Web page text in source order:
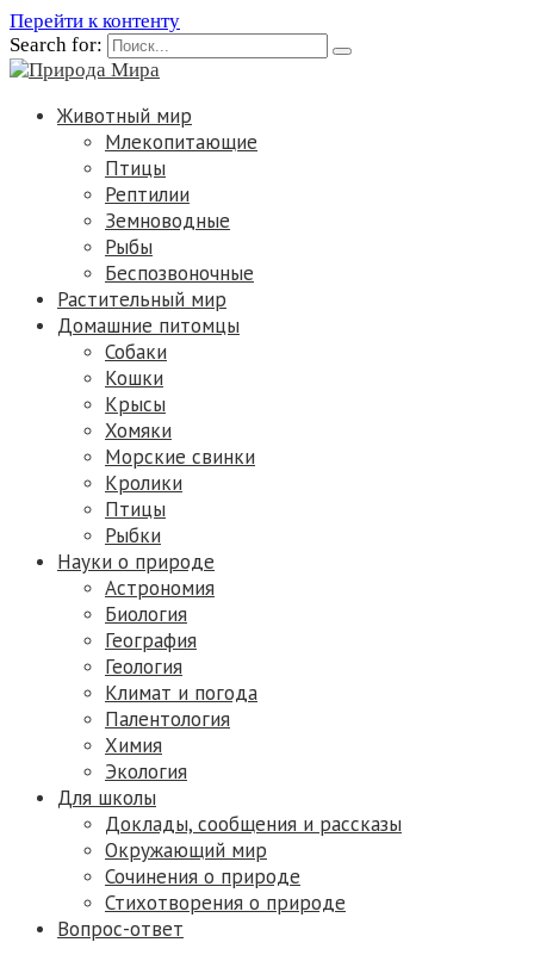
Перейти к контенту
Search for:
Животный мир
Млекопитающие
Птицы
Рептилии
Земноводные
Рыбы
Беспозвоночные
Растительный мир
Домашние питомцы
Собаки
Кошки
Крысы
Хомяки
Морские свинки
Кролики
Птицы
Рыбки
Науки о природе
Астрономия
Биология
География
Геология
Климат и погода
Палентология
Химия
Экология
Для школы
Доклады, сообщения и рассказы
Окружающий мир
Сочинения о природе
Стихотворения о природе
Вопрос-ответ